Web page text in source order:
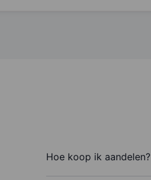
Hoe koop ik aandelen?